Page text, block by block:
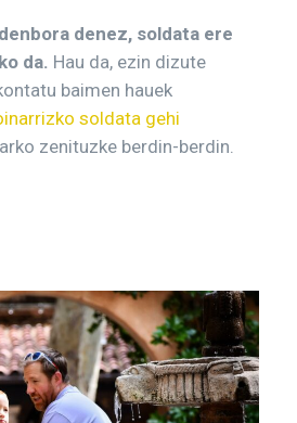
denez, soldata ere
da. Hau da, ezin dizute
baimen hauek
soldata gehi
zenituzke berdin-berdin.